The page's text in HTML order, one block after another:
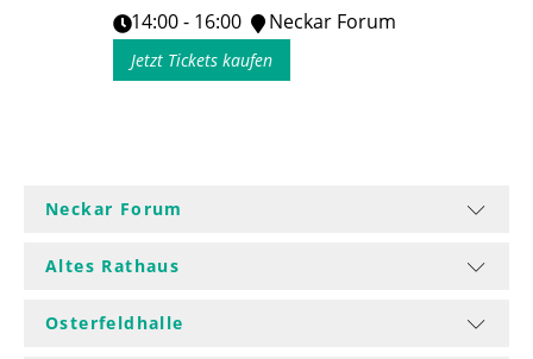
14:00 - 16:00
Neckar Forum
Jetzt Tickets kaufen
Neckar Forum
Altes Rathaus
Osterfeldhalle